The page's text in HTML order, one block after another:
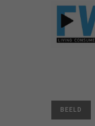
BEELD